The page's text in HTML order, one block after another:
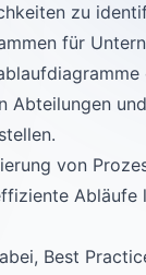
zu
für
Abteilungen
von
Abläufe
Best